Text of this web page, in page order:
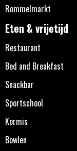
Rommelmarkt
Eten & vrijetijd
Restaurant
Bed and Breakfast
Snackbar
Sportschool
Kermis
Bowlen